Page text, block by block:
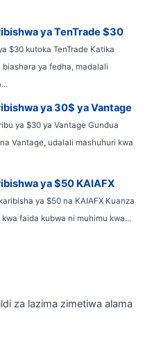
ya TenTrade $30
$30 kutoka TenTrade Katika
ya fedha, madalali
ya 30$ ya Vantage
ya $30 ya Vantage Gundua
Vantage, udalali mashuhuri kwa
ya $50 KAIAFX
ya $50 na KAIAFX Kuanza
faida kubwa ni muhimu kwa...
za lazima zimetiwa alama